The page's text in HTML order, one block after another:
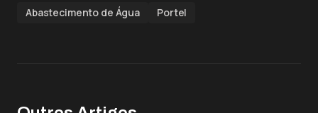
Abastecimento de Água Portel